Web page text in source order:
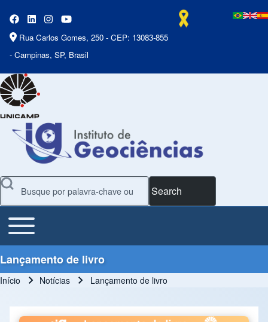
Rua Carlos Gomes, 250 - CEP: 13083-855
- Campinas, SP, Brasil
Search
Main Menu
Toggle main menu
Lançamento de livro
Início Notícias Lançamento de livro